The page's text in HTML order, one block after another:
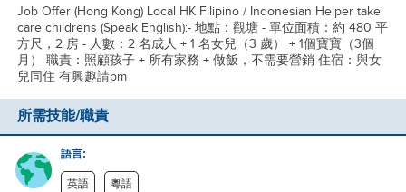
Job Offer (Hong Kong) Local HK Filipino / Indonesian Helper take
care childrens (Speak English):- 地點：觀塘 - 單位面積：約 480 平
方尺，2 房 - 人數：2 名成人 + 1 名女兒（3 歲） + 1個寶寶（3個
月） 職責：照顧孩子 + 所有家務 + 做飯，不需要營銷 住宿：與女
兒同住 有興趣請pm
所需技能/職責
語言:
英語 粵語